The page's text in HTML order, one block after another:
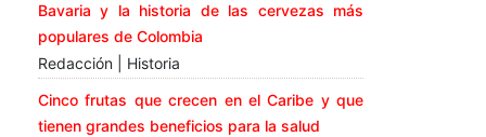
Bavaria y la historia de las cervezas más
populares de Colombia
Redacción | Historia
Cinco frutas que crecen en el Caribe y que
tienen grandes beneficios para la salud